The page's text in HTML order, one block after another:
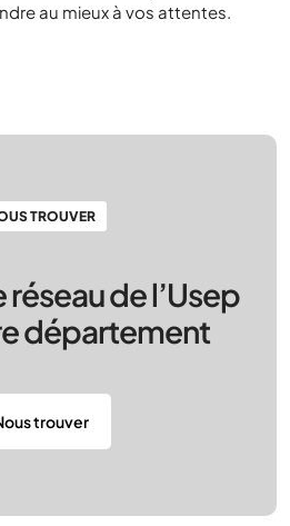
au mieux à vos attentes.
TROUVER
de l’Usep
département
trouver